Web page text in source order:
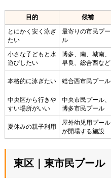
目的 候補
とにかく安く泳ぎ
たい
最寄りの市民プー
ル
小さな子どもと水
遊びしたい
博多、南、城南、
早良、総合西など
本格的に泳ぎたい 総合西市民プール
中央区から行きや
すい場所がいい
中央市民プール、
博多市民プール
夏休みの親子利用
屋外幼児用プール
が開場する施設
東区｜東市民プール